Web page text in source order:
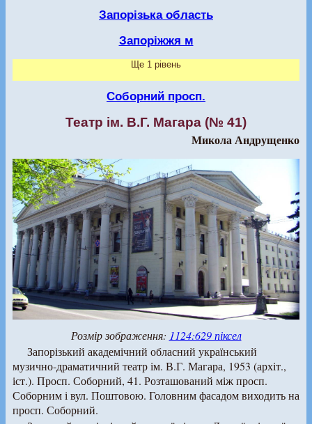
Запорізька область
Запоріжжя м
Ще 1 рівень
Соборний просп.
Театр ім. В.Г. Магара (№ 41)
Микола Андрущенко
Розмір зображення: 1124:629 піксел
Запорізький академічний обласний український
музично-драматичний театр ім. В.Г. Магара, 1953 (архіт.,
іст.). Просп. Соборний, 41. Розташований між просп.
Соборним і вул. Поштовою. Головним фасадом виходить на
просп. Соборний.